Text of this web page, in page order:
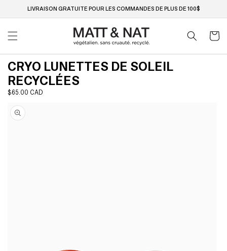
et passer
LIVRAISON GRATUITE POUR LES COMMANDES DE PLUS DE 100$
Panier
CRYO LUNETTES DE SOLEIL
RECYCLÉES
Prix
$65.00 CAD
informations
produits